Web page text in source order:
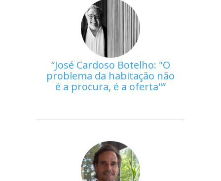
José Cardoso Botelho: "O
problema da habitação não
é a procura, é a oferta"